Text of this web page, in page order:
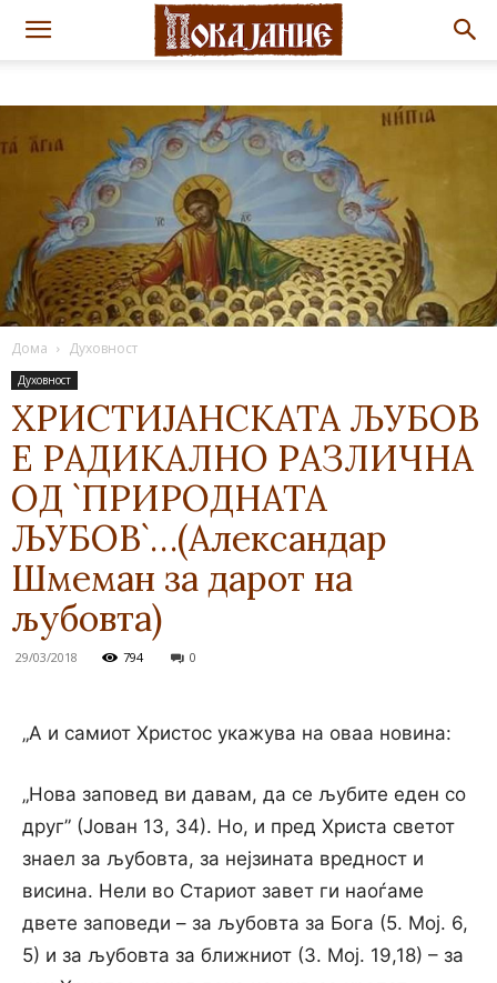
Дома Духовност
Духовност
ХРИСТИЈАНСКАТА ЉУБОВ
Е РАДИКАЛНО РАЗЛИЧНА
ОД `ПРИРОДНАТА
ЉУБОВ`…(Александар
Шмеман за дарот на
љубовта)
29/03/2018 794 0
„А и самиот Христос укажува на оваа новина:
„Нова заповед ви давам, да се љубите еден co
друг” (Јован 13, 34). Ho, и пред Христа светот
знаел за љубовта, за нејзината вредност и
висина. Нели во Стариот завет ги наоѓаме
двете заповеди – за љубовта за Бога (5. Мој. 6,
5) и за љубовта за ближниот (3. Мој. 19,18) – за